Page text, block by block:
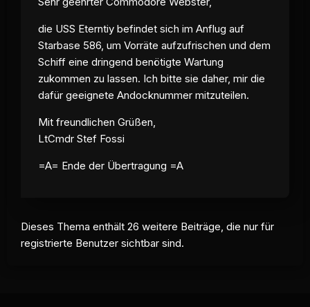
die USS Eterntiy befindet sich im Anflug auf
Starbase 586, um Vorräte aufzufrischen und dem
Schiff eine dringend benötigte Wartung
zukommen zu lassen. Ich bitte sie daher, mir die
dafür geeignete Andocknummer mitzuteilen.
Mit freundlichen Grüßen,
LtCmdr Stef Fossi
=A= Ende der Übertragung =A
Dieses Thema enthält 26 weitere Beiträge, die nur für
registrierte Benutzer sichtbar sind.